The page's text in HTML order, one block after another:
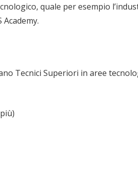
quale per esempio
Tecnici Superiori in aree